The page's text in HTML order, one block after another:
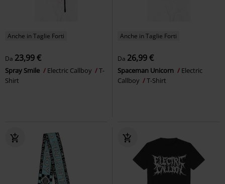
Anche in Taglie Forti
Da 23,99 €
Spray Smile Electric Callboy
T-
Shirt
Anche in Taglie Forti
Da 26,99 €
Spaceman Unicorn
Electric
Callboy
T-Shirt